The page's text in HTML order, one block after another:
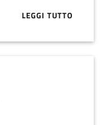
LEGGI TUTTO
ABOUT